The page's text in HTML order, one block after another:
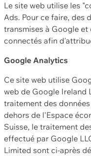
Le site web utilise les
Ads. Pour ce faire, des
transmises à Google
connectés afin
Google Analytics
Ce site web utilise
web de Google Ireland
traitement des
dehors de l'Espace
Suisse, le traitement
effectué par Google
Limited sont ci-après